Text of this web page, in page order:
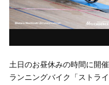
土日のお昼休みの時間に開
ランニングバイク「ストラ